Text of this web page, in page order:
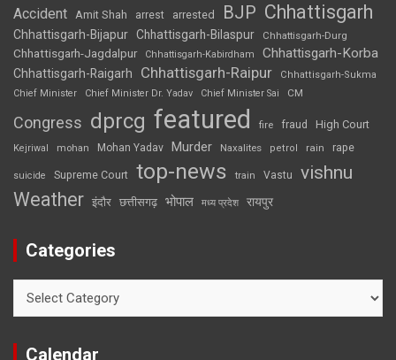
Accident Amit Shah arrest arrested BJP Chhattisgarh
Chhattisgarh-Bijapur Chhattisgarh-Bilaspur Chhattisgarh-Durg
Chhattisgarh-Jagdalpur Chhattisgarh-Kabirdham Chhattisgarh-Korba
Chhattisgarh-Raigarh Chhattisgarh-Raipur
Chhattisgarh-Sukma
Chief Minister
Chief Minister Dr. Yadav Chief Minister Sai CM
Congress dprcg featured fire fraud High Court
Kejriwal mohan Mohan Yadav Murder Naxalites petrol rain rape
suicide Supreme Court top-news train Vastu vishnu
Weather इंदौर छत्तीसगढ़ भोपाल मध्य प्रदेश रायपुर
Categories
Calendar